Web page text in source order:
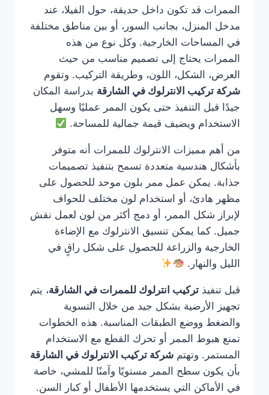
الممرات قد تكون داخل حديقة، حول الفيلا، عند
مدخل المنزل، بجانب السور، أو بين مناطق مختلفة
في المساحات الخارجية. وكل نوع من هذه
الممرات يحتاج إلى تصميم مناسب من حيث
العرض، الشكل، اللون، وطريقة التركيب. وتقوم
شركة تركيب الانترلوك في الشارقة بدراسة المكان
جيدًا قبل التنفيذ حتى يكون الممر عمليًا وسهل
الاستخدام ويضيف قيمة جمالية للمساحة.
من أهم مميزات الانترلوك للممرات أنه متوفر
بأشكال هندسية متعددة تسمح بتنفيذ تصميمات
جذابة. يمكن عمل ممر بلون موحد للحصول على
مظهر هادئ، أو استخدام لون مختلف للحواف
لإبراز شكل الممر، أو دمج أكثر من لون لعمل نقش
جميل. كما يمكن تنسيق الانترلوك مع الإضاءة
الخارجية والزراعة للحصول على شكل راقٍ في
الليل والنهار.
قبل تنفيذ تركيب انترلوك للممرات في الشارقة، يتم
تجهيز الأرضية بشكل جيد من خلال التسوية
والضغط ووضع الطبقات المناسبة. هذه الخطوات
تمنع هبوط الممر أو تحرك القطع مع الاستخدام
المستمر. وتهتم شركة تركيب الانترلوك في الشارقة
بأن يكون سطح الممر مستويًا وآمنًا للمشي، خاصة
في الأماكن التي يستخدمها الأطفال أو كبار السن.